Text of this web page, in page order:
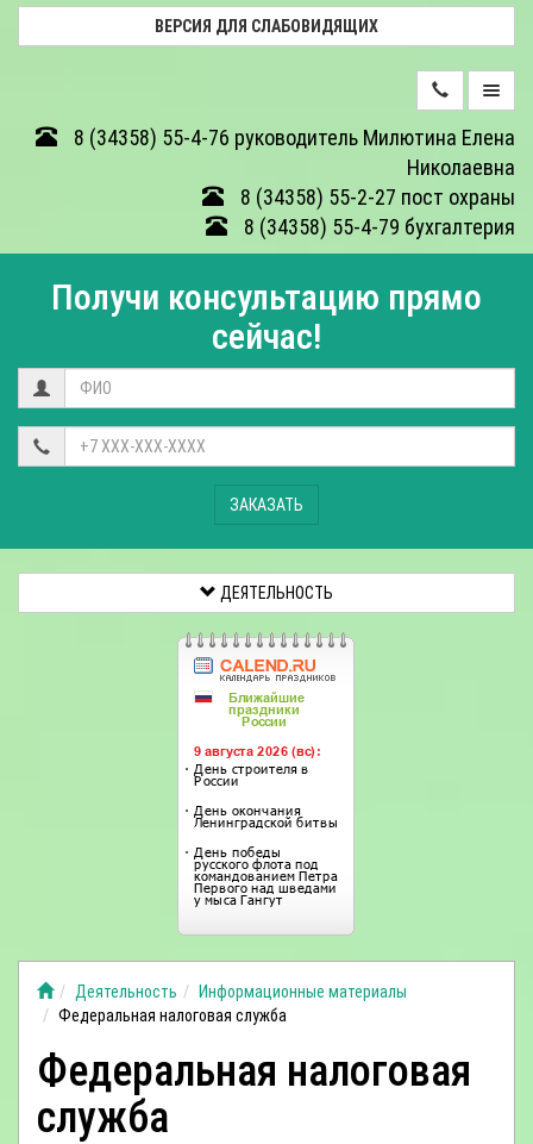
ВЕРСИЯ ДЛЯ СЛАБОВИДЯЩИХ
8 (34358) 55-4-76 руководитель Милютина Елена
Николаевна
8 (34358) 55-2-27 пост охраны
8 (34358) 55-4-79 бухгалтерия
ОТЗЫВЫ
КОНТАКТЫ
НЕЗАВИСИМАЯ
ОЦЕНКА
КАЧЕСТВА
Получи консультацию прямо
сейчас!
ЗАКАЗАТЬ
ДЕЯТЕЛЬНОСТЬ
Деятельность
Информационные материалы
Федеральная налоговая служба
Федеральная налоговая
служба